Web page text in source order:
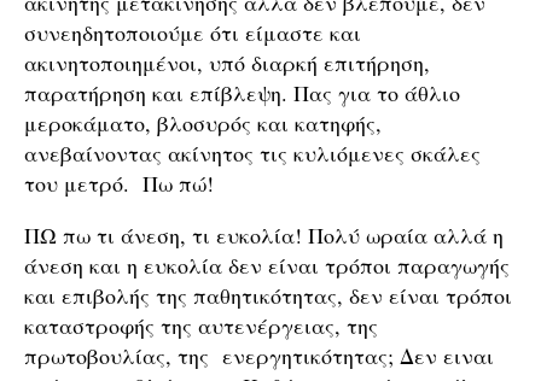
συνεηδητοποιούμε ότι είμαστε και
ακινητοποιημένοι, υπό διαρκή επιτήρηση,
παρατήρηση και επίβλεψη. Πας για το άθλιο
μεροκάματο, βλοσυρός και κατηφής,
ανεβαίνοντας ακίνητος τις κυλιόμενες σκάλες
του μετρό. Πω πώ!
ΠΩ πω τι άνεση, τι ευκολία! Πολύ ωραία αλλά η
άνεση και η ευκολία δεν είναι τρόποι παραγωγής
και επιβολής της παθητικότητας, δεν είναι τρόποι
καταστροφής της αυτενέργειας, της
πρωτοβουλίας, της ενεργητικότητας; Δεν ειναι